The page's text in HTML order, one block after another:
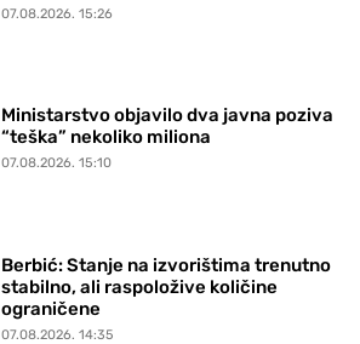
07.08.2026. 15:26
Ministarstvo objavilo dva javna poziva
“teška” nekoliko miliona
07.08.2026. 15:10
Berbić: Stanje na izvorištima trenutno
stabilno, ali raspoložive količine
ograničene
07.08.2026. 14:35